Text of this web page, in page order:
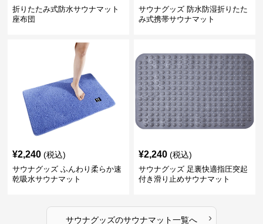
折りたたみ式防水サウナマット
座布団
サウナグッズ 防水防湿折りたた
み式携帯サウナマット
¥2,240 (税込)
サウナグッズ ふんわり柔らか速
乾吸水サウナマット
¥2,240 (税込)
サウナグッズ 足裏快適指圧突起
付き滑り止めサウナマット
サウナグッズのサウナマット一覧へ ›